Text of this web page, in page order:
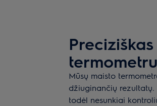
termometru
Mūsų maisto
džiuginančių
todėl nesunkiai